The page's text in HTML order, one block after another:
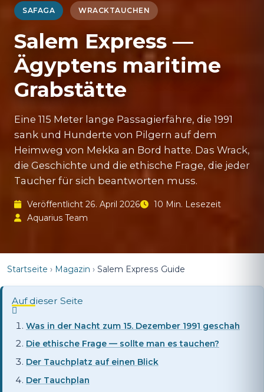
SAFAGA WRACKTAUCHEN
Salem Express —
Ägyptens maritime
Grabstätte
Eine 115 Meter lange Passagierfähre, die 1991
sank und Hunderte von Pilgern auf dem
Heimweg von Mekka an Bord hatte. Das Wrack,
die Geschichte und die ethische Frage, die jeder
Taucher für sich beantworten muss.
Veröffentlicht 26. April 2026
10 Min. Lesezeit
Aquarius Team
Startseite › Magazin › Salem Express Guide
Auf dieser Seite
Was in der Nacht zum 15. Dezember 1991 geschah
Die ethische Frage — sollte man es tauchen?
Der Tauchplatz auf einen Blick
Der Tauchplan